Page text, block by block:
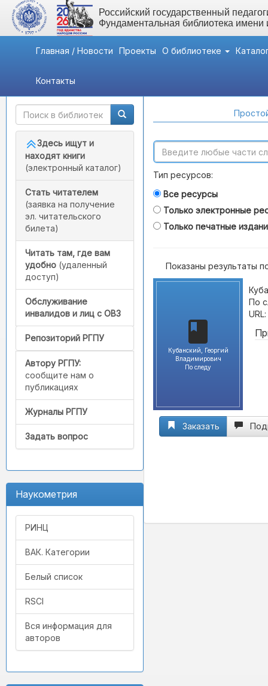
Российский государственный
Фундаментальная библиотека
Главная / Новости Проекты О библиотеке
Контакты
Быстрый доступ
Здесь ищут и
находят книги
(электронный каталог)
Стать читателем
(заявка на получение
эл. читательского
билета)
Читать там, где вам
удобно (удаленный
доступ)
Обслуживание
инвалидов и лиц с ОВЗ
Репозиторий РГПУ
Автору РГПУ:
сообщите нам о
публикациях
Журналы РГПУ
Задать вопрос
Наукометрия
РИНЦ
ВАК. Категории
Белый список
RSCI
Вся информация для
авторов
Тип ресурсов:
Все ресурсы
Только электронные
Только печатные
Показаны результаты
Кубанский, Георгий
Владимирович
По следу
По
URL:
Заказать